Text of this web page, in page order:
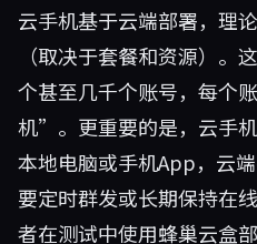
云手机基于云端部署，理
（取决于套餐和资源）。
个甚至几千个账号，每个
机”。更重要的是，云手
本地电脑或手机App，云
要定时群发或长期保持在
者在测试中使用蜂巢云盒